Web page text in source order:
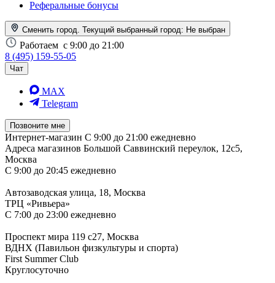
Реферальные бонусы
Сменить город. Текущий выбранный город: Не выбран
Работаем с 9:00 до 21:00
8 (495) 159-55-05
Чат
MAX
Telegram
Позвоните мне
Интернет-магазин С 9:00 до 21:00 ежедневно
Адреса магазинов Большой Саввинский переулок, 12с5,
Москва
С 9:00 до 20:45 ежедневно
Автозаводская улица, 18, Москва
ТРЦ «Ривьера»
С 7:00 до 23:00 ежедневно
Проспект мира 119 с27, Москва
ВДНХ (Павильон физкультуры и спорта)
First Summer Club
Круглосуточно